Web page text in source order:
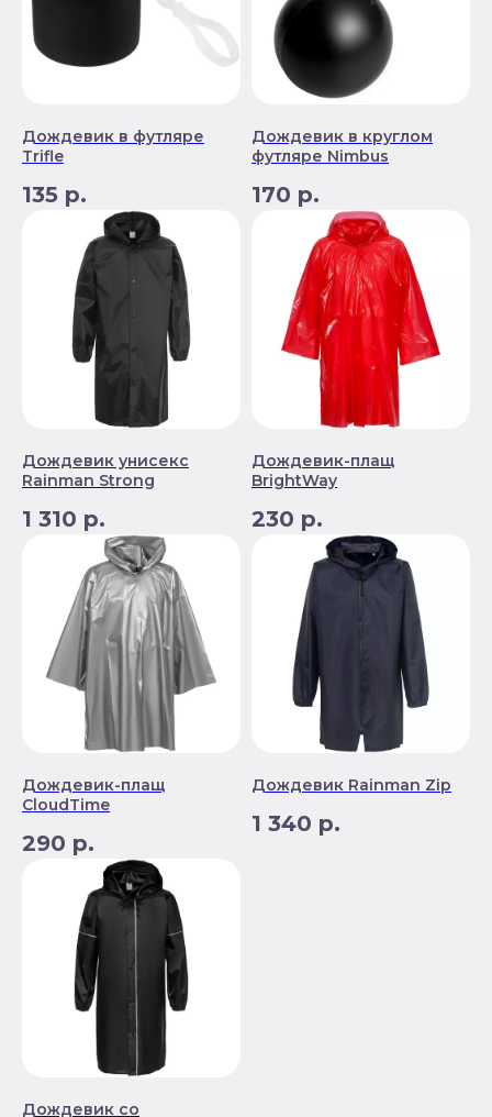
Дождевик в футляре
Trifle
135 р.
Дождевик в круглом
футляре Nimbus
170 р.
Дождевик унисекс
Rainman Strong
1 310 р.
Дождевик-плащ
BrightWay
230 р.
Дождевик-плащ
CloudTime
290 р.
Дождевик Rainman Zip
1 340 р.
Дождевик со